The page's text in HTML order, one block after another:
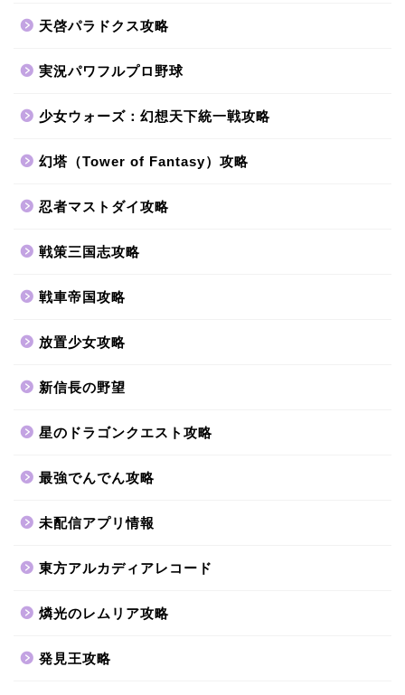
天啓パラドクス攻略
実況パワフルプロ野球
少女ウォーズ：幻想天下統一戦攻略
幻塔（Tower of Fantasy）攻略
忍者マストダイ攻略
戦策三国志攻略
戦車帝国攻略
放置少女攻略
新信長の野望
星のドラゴンクエスト攻略
最強でんでん攻略
未配信アプリ情報
東方アルカディアレコード
燐光のレムリア攻略
発見王攻略